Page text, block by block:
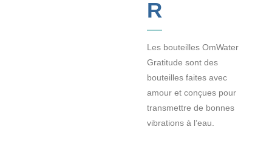
R
Les bouteilles OmWater
Gratitude sont des
bouteilles faites avec
amour et conçues pour
transmettre de bonnes
vibrations à l’eau.